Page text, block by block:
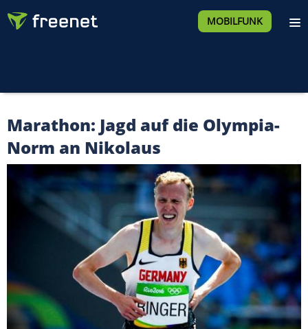
MOBILFUNK
Marathon: Jagd auf die Olympia-
Norm an Nikolaus